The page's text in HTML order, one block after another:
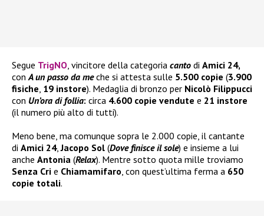
Segue TrigNO, vincitore della categoria canto di Amici 24,
conA un passo da meche si attesta sulle 5.500 copie (3.900
fisiche, 19 instore). Medaglia di bronzo per Nicolò Filippucci
con Un’ora di follia: circa 4.600 copie vendute e 21 instore
(il numero più alto di tutti).
Meno bene, ma comunque sopra le 2.000 copie, il cantante
di Amici 24,Jacopo Sol (Dove finisce il sole) e insieme a lui
anche Antonia (Relax). Mentre sotto quota mille troviamo
Senza Cri e Chiamamifaro, con quest’ultima ferma a 650
copie totali.